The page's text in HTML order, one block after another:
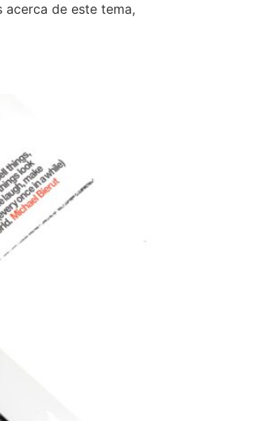
de este tema,